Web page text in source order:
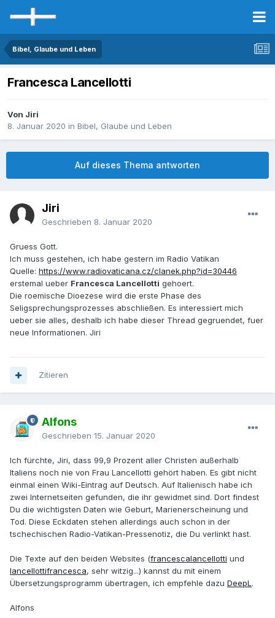
Bibel, Glaube und Leben
Francesca Lancellotti
Von Jiri
8. Januar 2020 in Bibel, Glaube und Leben
Auf dieses Thema antworten
Jiri
Geschrieben 8. Januar 2020
Gruess Gott.
Ich muss gestehen, ich habe gestern im Radio Vatikan
Quelle: https://www.radiovaticana.cz/clanek.php?id=30446
erstemal ueber Francesca Lancellotti gehoert.
Die roemische Dioezese wird die erste Phase des
Seligsprechungsprozesses abschließen. Es interessiert mich
ueber sie alles, deshalb ich habe dieser Thread gegruendet, fuer
neue Informationen. Jiri
Zitieren
Alfons
Geschrieben 15. Januar 2020
Ich fürchte, Jiri, dass 99,9 Prozent aller Christen außerhalb
Italiens noch nie von Frau Lancellotti gehört haben. Es gibt nicht
einmal einen Wiki-Eintrag auf Deutsch. Auf Italienisch habe ich
zwei Internetseiten gefunden, die ihr gewidmet sind. Dort findest
Du die wichtigsten Daten wie Geburt, Marienerscheinung und
Tod. Diese Eckdaten stehen allerdings auch schon in der
tschechischen Radio-Vatikan-Pressenotiz, die Du verlinkt hast.
Die Texte auf den beiden Websites (francescalancellotti und
lancellottifrancesca, sehr witzig...) kannst du mit einem
Übersetzungsprogramm übertragen, ich empfehle dazu DeepL.
Alfons